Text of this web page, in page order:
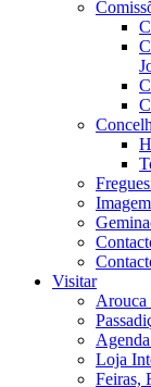
Visitar
Arouca
Loja
Feiras,